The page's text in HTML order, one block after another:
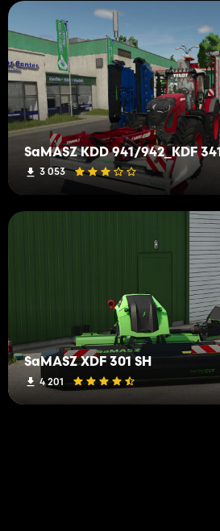
SaMASZ KDD 941/942_KDF 341
3 053
SaMASZ XDF 301 SH
4 201